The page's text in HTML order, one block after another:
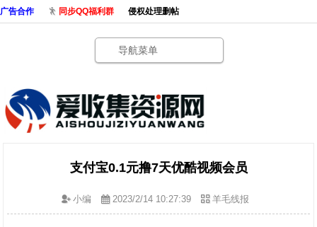
广告合作 同步QQ福利群 侵权处理删帖
导航菜单
支付宝0.1元撸7天优酷视频会员
小编 2023/2/14 10:27:39 羊毛线报